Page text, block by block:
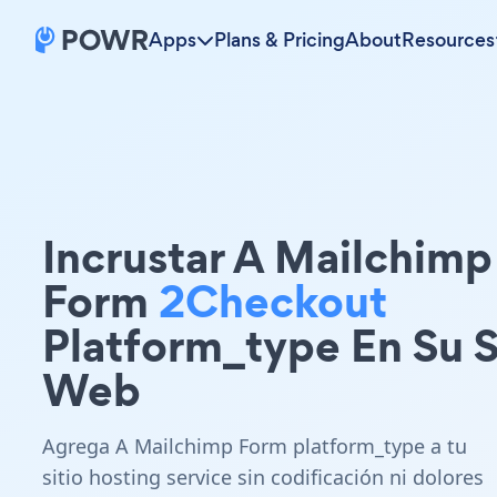
Apps Plans & PricingAboutResources
Incrustar A Mailchimp
Form 2Checkout
Platform_type En Su
Web
Agrega A Mailchimp Form platform_type a tu
sitio hosting service sin codificación ni dolores